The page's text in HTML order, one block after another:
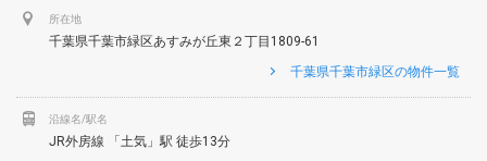
所在地
千葉県千葉市緑区あすみが丘東２丁目1809-61
千葉県千葉市緑区の物件一覧
沿線名/駅名
JR外房線 「土気」駅 徒歩13分